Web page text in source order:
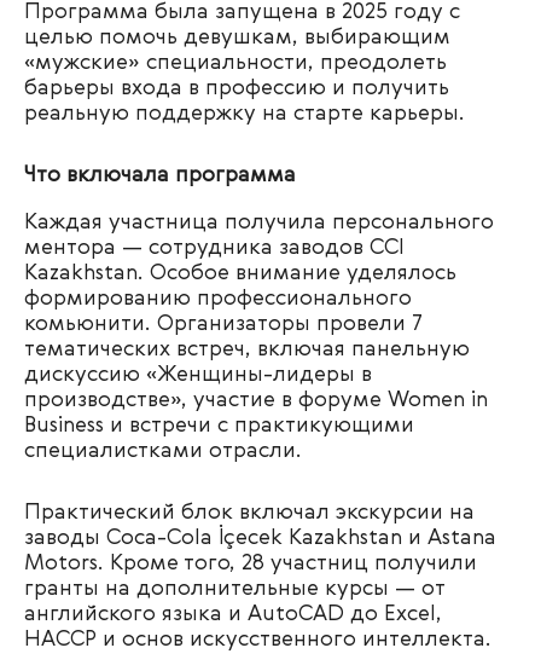
Программа была запущена в 2025 году с
целью помочь девушкам, выбирающим
«мужские» специальности, преодолеть
барьеры входа в профессию и получить
реальную поддержку на старте карьеры.
Что включала программа
Каждая участница получила персонального
ментора — сотрудника заводов CCI
Kazakhstan. Особое внимание уделялось
формированию профессионального
комьюнити. Организаторы провели 7
тематических встреч, включая панельную
дискуссию «Женщины-лидеры в
производстве», участие в форуме Women in
Business и встречи с практикующими
специалистками отрасли.
Практический блок включал экскурсии на
заводы Coca-Cola İçecek Kazakhstan и Astana
Motors. Кроме того, 28 участниц получили
гранты на дополнительные курсы — от
английского языка и AutoCAD до Excel,
HACCP и основ искусственного интеллекта.